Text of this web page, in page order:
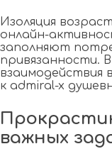
Изоляция
онлайн-
заполняют
привязанности.
взаимодействия
к admiral-x
важных